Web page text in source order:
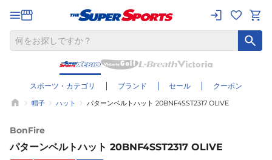
スポーツ・カテゴリ ブランド セール クーポン
帽子 ハット パターンベルトハット 20BNF4SST2317 OLIVE
BonFire
パターンベルトハット 20BNF4SST2317 OLIVE